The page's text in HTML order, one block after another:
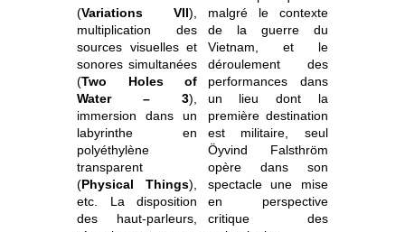
(Variations VII),
multiplication des
sources visuelles et
sonores simultanées
(Two Holes of
Water – 3),
immersion dans un
labyrinthe en
polyéthylène
transparent
(Physical Things),
etc. La disposition
des haut-parleurs,
malgré le contexte
de la guerre du
Vietnam, et le
déroulement des
performances dans
un lieu dont la
première destination
est militaire, seul
Öyvind Falsthröm
opère dans son
spectacle une mise
en perspective
critique des